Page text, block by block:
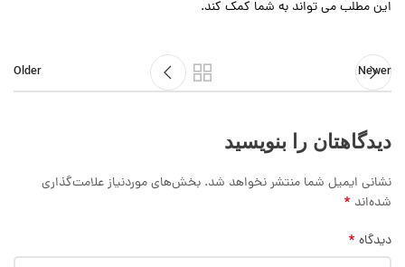
این مطلب می تواند به شما کمک کند.
Newer
Older
دیدگاهتان را بنویسید
نشانی ایمیل شما منتشر نخواهد شد. بخش‌های موردنیاز علامت‌گذاری
شده‌اند *
دیدگاه *